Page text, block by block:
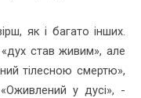
як і багато інших.
став живим», але
тілесною смертю»,
у дусі», -